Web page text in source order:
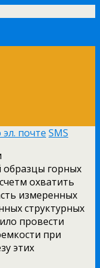
почте SMS
горных
охватить
измеренных
структурных
провести
при
этих